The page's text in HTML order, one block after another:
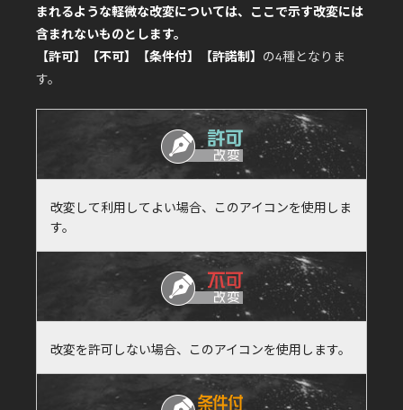
まれるような軽微な改変については、ここで示す改変には
含まれないものとします。
【許可】【不可】【条件付】【許諾制】 の4種となりま
す。
改変して利用してよい場合、このアイコンを使用しま
す。
改変を許可しない場合、このアイコンを使用します。